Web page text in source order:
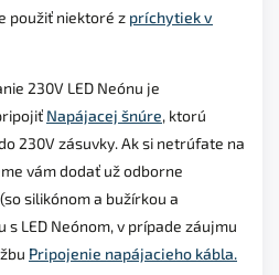
použiť niektoré z príchytiek v
230V LED Neónu je
Napájacej šnúre, ktorú
230V zásuvky. Ak si netrúfate na
vám dodať už odborne
silikónom a bužírkou a
s LED Neónom, v prípade záujmu
Pripojenie napájacieho kábla.